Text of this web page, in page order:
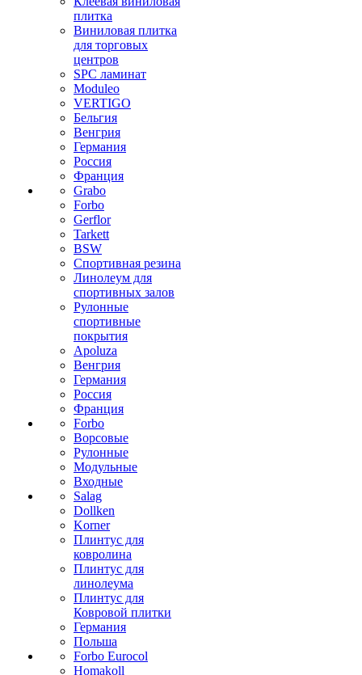
плитка
Виниловая плитка
для торговых
центров
SPC ламинат
Moduleo
VERTIGO
Бельгия
Венгрия
Германия
Россия
Франция
Grabo
Forbo
Gerflor
Tarkett
BSW
Спортивная резина
Линолеум для
спортивных залов
Рулонные
спортивные
покрытия
Apoluza
Венгрия
Германия
Россия
Франция
Forbo
Ворсовые
Рулонные
Модульные
Входные
Salag
Dollken
Korner
Плинтус для
ковролина
Плинтус для
линолеума
Плинтус для
Ковровой плитки
Германия
Польша
Forbo Eurocol
Homakoll